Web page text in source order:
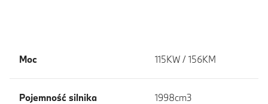
Moc 115KW / 156KM
Pojemność silnika 1998cm3